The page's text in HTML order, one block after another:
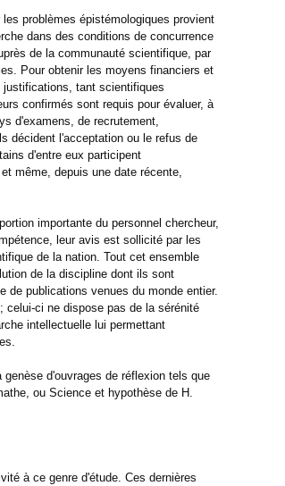
problèmes épistémologiques provient
dans des conditions de concurrence
de la communauté scientifique, par
Pour obtenir les moyens financiers et
tant scientifiques
confirmés sont requis pour évaluer, à
d'examens, de recrutement,
décident l'acceptation ou le refus de
d'entre eux participent
même, depuis une date récente,
importante du personnel chercheur,
leur avis est sollicité par les
de la nation. Tout cet ensemble
de la discipline dont ils sont
publications venues du monde entier.
celui-ci ne dispose pas de la sérénité
intellectuelle lui permettant
d'ouvrages de réflexion tels que
ou Science et hypothèse de H.
à ce genre d'étude. Ces dernières